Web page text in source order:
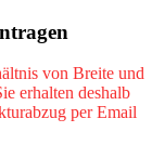
von Breite und
erhalten deshalb
per Email